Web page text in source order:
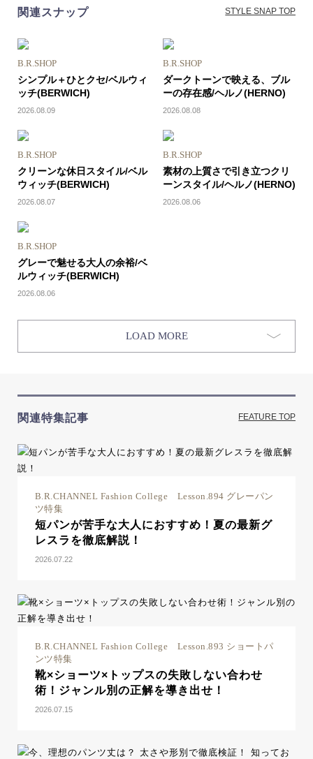
関連スナップ STYLE SNAP TOP
B.R.SHOP
シンプル＋ひとクセ/ベルウィ
ッチ(BERWICH)
2026.08.09
B.R.SHOP
ダークトーンで映える、ブル
ーの存在感/ヘルノ(HERNO)
2026.08.08
B.R.SHOP
クリーンな休日スタイル/ベル
ウィッチ(BERWICH)
2026.08.07
B.R.SHOP
素材の上質さで引き立つクリ
ーンスタイル/ヘルノ(HERNO)
2026.08.06
B.R.SHOP
グレーで魅せる大人の余裕/ベ
ルウィッチ(BERWICH)
2026.08.06
LOAD MORE
関連特集記事 FEATURE TOP
B.R.CHANNEL Fashion College Lesson.894 グレーパン
ツ特集
短パンが苦手な大人におすすめ！夏の最新グ
レスラを徹底解説！
2026.07.22
B.R.CHANNEL Fashion College Lesson.893 ショートパ
ンツ特集
靴×ショーツ×トップスの失敗しない合わせ
術！ジャンル別の正解を導き出せ！
2026.07.15